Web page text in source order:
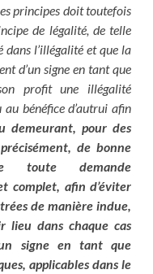
principes doit toutefois
de légalité, de telle
dans l’illégalité et que la
d’un signe en tant que
profit une illégalité
bénéfice d’autrui afin
demeurant, pour des
de bonne
toute demande
complet, afin d’éviter
de manière indue,
dans chaque cas
signe en tant que
applicables dans le